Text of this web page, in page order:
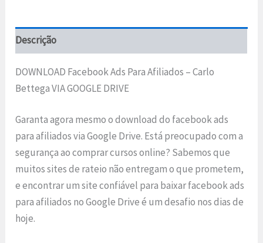
Descrição
DOWNLOAD Facebook Ads Para Afiliados – Carlo
Bettega VIA GOOGLE DRIVE
Garanta agora mesmo o download do facebook ads
para afiliados via Google Drive. Está preocupado com a
segurança ao comprar cursos online? Sabemos que
muitos sites de rateio não entregam o que prometem,
e encontrar um site confiável para baixar facebook ads
para afiliados no Google Drive é um desafio nos dias de
hoje.